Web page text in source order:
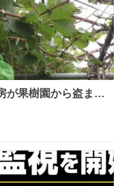
が果樹園から盗まれ
detail… 被害
なく、シャインマス
おらず、警察はパト